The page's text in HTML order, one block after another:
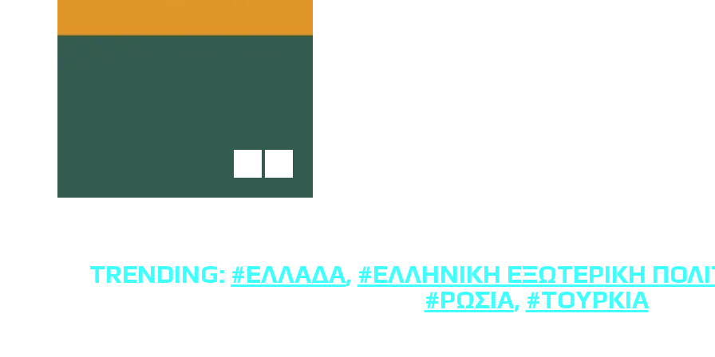
TRENDING: #ΕΛΛΆΔΑ, #ΕΛΛΗΝΙΚΉ ΕΞΩΤΕΡΙΚΉ
#ΡΩΣΊΑ, #ΤΟΥΡΚΊΑ